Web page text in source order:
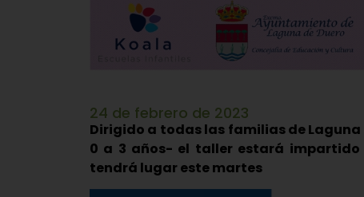
24 de febrero de 2023
Dirigido a todas las familias de
0 a 3 años- el taller estará
tendrá lugar este martes